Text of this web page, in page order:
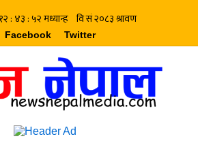
Facebook Twitter